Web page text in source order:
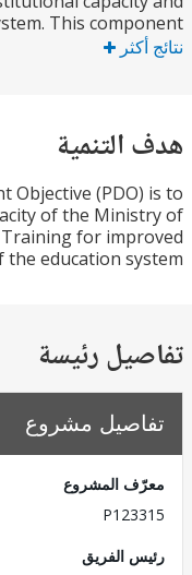
system. This
Objective
capacity of the
Training for
of the education
رئيسة
مشروع
المشروع
الفريق